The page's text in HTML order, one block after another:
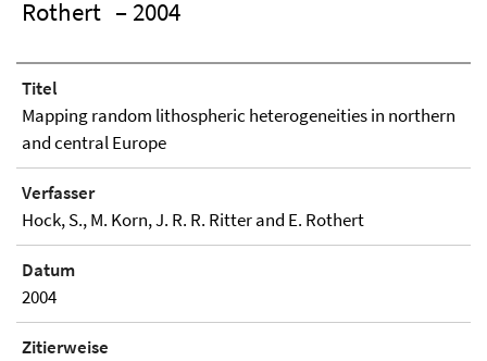
Rothert – 2004
Titel
Mapping random lithospheric heterogeneities in northern
and central Europe
Verfasser
Hock, S., M. Korn, J. R. R. Ritter and E. Rothert
Datum
2004
Zitierweise